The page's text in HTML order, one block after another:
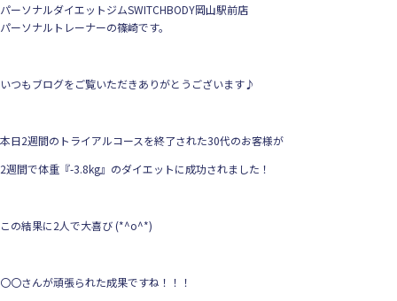
パーソナルダイエットジムSWITCHBODY岡山駅前店
パーソナルトレーナーの篠崎です。
いつもブログをご覧いただきありがとうございます♪
本日2週間のトライアルコースを終了された30代のお客様が
2週間で体重『-3.8kg』のダイエットに成功されました！
この結果に2人で大喜び (*^o^*)
〇〇さんが頑張られた成果ですね！！！